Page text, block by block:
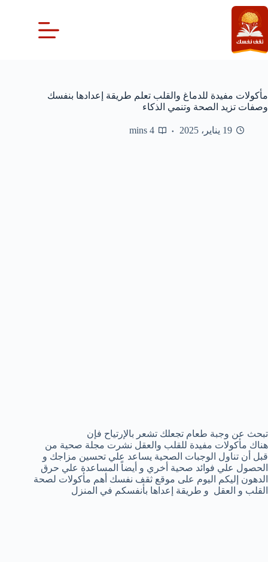
التجاوز
إلى
المحتوى
مأكولات مفيدة للدماغ والقلب تعلم طريقة إعدادها بنفسك
وصفات تزيد الصحة وتنمي الذكاء
19 يناير، 2025 4 mins
تبحث عن وجبة طعام تجعلك تشعر بالإرتياح فإن
هناك مأكولات مفيدة للقلب والعقل نشرت مجلة صحية من
قبل أن تناول الوجبات الصحية يساعد علي تحسين مزاجك و
الحصول علي فوائد صحية أخري و أيضاً المساعدة علي حرق
الدهون إليكم اليوم على موقع ثقف نفسك أهم مأكولات لصحة
القلب و العقل و طريقة إعداها بأنفسكم في المنزل